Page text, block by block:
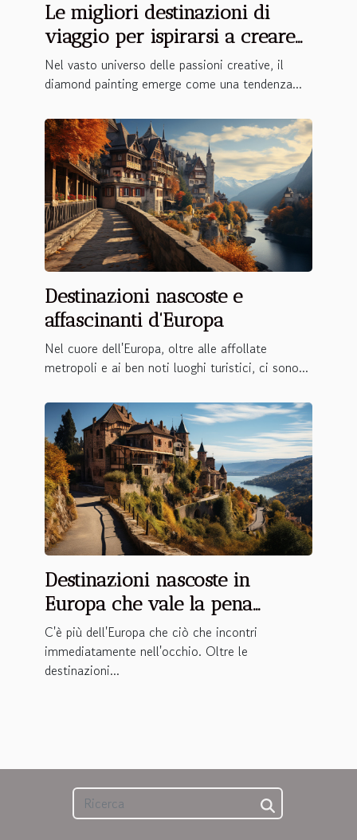
Le migliori destinazioni di
viaggio per ispirarsi a creare
la tua diamond painting
personalizzata
Nel vasto universo delle passioni creative, il
diamond painting emerge come una tendenza...
Destinazioni nascoste e
affascinanti d'Europa
Nel cuore dell'Europa, oltre alle affollate
metropoli e ai ben noti luoghi turistici, ci sono...
Destinazioni nascoste in
Europa che vale la pena
scoprire
C'è più dell'Europa che ciò che incontri
immediatamente nell'occhio. Oltre le
destinazioni...